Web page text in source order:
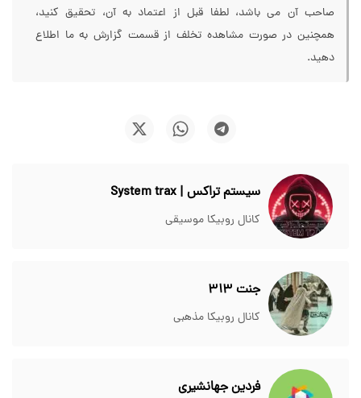
صاحب آن می باشد، لطفا قبل از اعتماد به آن، تحقیق کنید،
همچنین در صورت مشاهده تخلف از قسمت گزارش به ما اطلاع
دهید.
سیستم تراکس | System trax
کانال روبیکا موسیقی
جنت 313
کانال روبیکا مذهبی
فردین جهانشیری